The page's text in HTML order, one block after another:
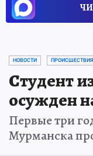
НОВОСТИ ПРОИСШЕСТВИЯ
Студент
осужден
Первые три
Мурманска